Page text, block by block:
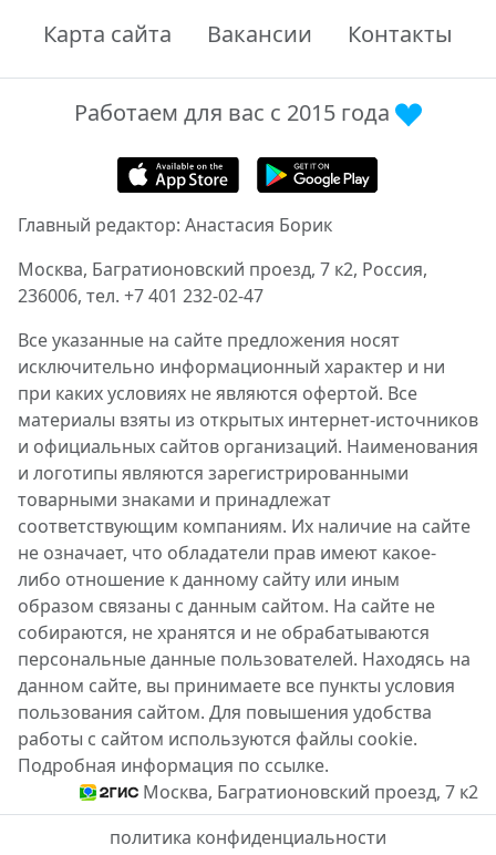
Карта сайта
Вакансии Контакты
Работаем для вас с 2015 года
Главный редактор: Анастасия Борик
Москва, Багратионовский проезд, 7 к2, Россия,
236006, тел. +7 401 232-02-47
Все указанные на сайте предложения носят
исключительно информационный характер и ни
при каких условиях не являются офертой. Все
материалы взяты из открытых интернет-источников
и официальных сайтов организаций. Наименования
и логотипы являются зарегистрированными
товарными знаками и принадлежат
соответствующим компаниям. Их наличие на сайте
не означает, что обладатели прав имеют какое-
либо отношение к данному сайту или иным
образом связаны с данным сайтом. На сайте не
собираются, не хранятся и не обрабатываются
персональные данные пользователей. Находясь на
данном сайте, вы принимаете все пункты условия
пользования сайтом. Для повышения удобства
работы с сайтом используются файлы cookie.
Подробная информация по ссылке.
Москва, Багратионовский проезд, 7 к2
политика конфиденциальности